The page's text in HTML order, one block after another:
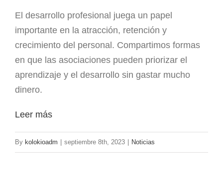
El desarrollo profesional juega un papel
importante en la atracción, retención y
crecimiento del personal. Compartimos formas
en que las asociaciones pueden priorizar el
aprendizaje y el desarrollo sin gastar mucho
dinero.
Leer más
By kolokioadm septiembre 8th, 2023 Noticias